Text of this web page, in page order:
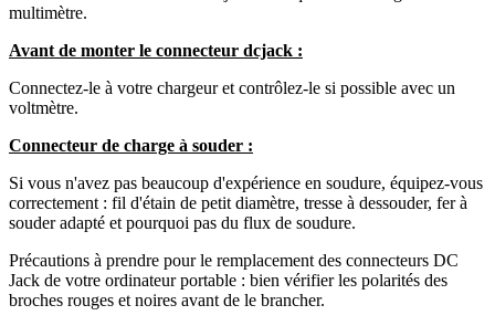
multimètre.
Avant de monter le connecteur dcjack :
Connectez-le à votre chargeur et contrôlez-le si possible avec un
voltmètre.
Connecteur de charge à souder :
Si vous n'avez pas beaucoup d'expérience en soudure, équipez-vous
correctement : fil d'étain de petit diamètre, tresse à dessouder, fer à
souder adapté et pourquoi pas du flux de soudure.
Précautions à prendre pour le remplacement des connecteurs DC
Jack de votre ordinateur portable : bien vérifier les polarités des
broches rouges et noires avant de le brancher.